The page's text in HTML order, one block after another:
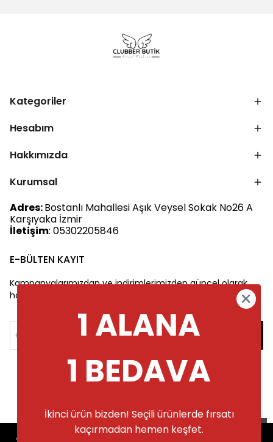
Alışveriş deneyiminizi iyileştirmek için
Kategoriler
Hesabım
Hakkımızda
Kurumsal
Adres:Bostanlı Mahallesi Aşık Veysel Sokak No26 A
Karşıyaka İzmir
İletişim: 05302205846
E-BÜLTEN KAYIT
Kampanyalarımızdan ve indirimlerimizden güncel olarak
haberdar olun.
©2025 Tüm Hakları Saklıdır
1 ALANA
1 BEDAVA
İkinci ürün bizden! Seçili ürünlerde fırsatı
kaçırmadan hemen keşfet.